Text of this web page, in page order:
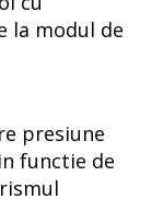
la modul de
presiune
functie de